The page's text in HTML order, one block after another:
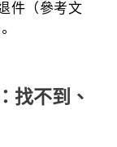
件（參考文
找不到、